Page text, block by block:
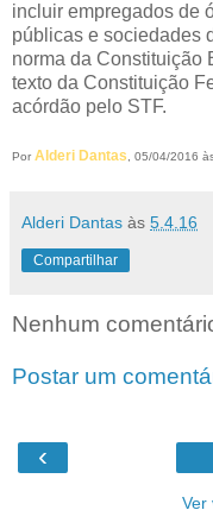
incluir empregados de
públicas e sociedades
norma da Constituição
texto da Constituição
acórdão pelo STF.
Por Alderi Dantas, 05/04/2016
Alderi Dantas às 5.4.16
Compartilhar
Nenhum
Postar um
‹
Ver